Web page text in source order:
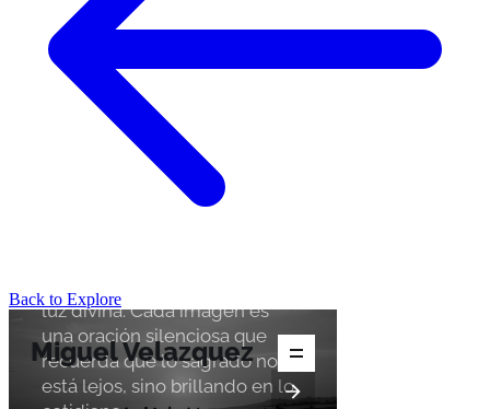
Back to Explore